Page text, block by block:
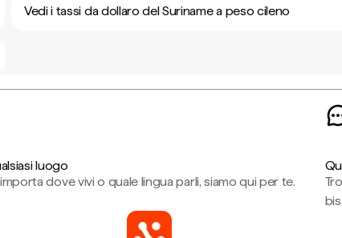
Vedi i tassi da dollaro del Suriname a peso cileno
luogo
dove vivi o quale lingua parli, siamo qui per te.